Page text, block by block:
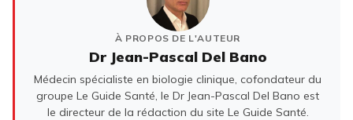
À PROPOS DE L'AUTEUR
Dr Jean-Pascal Del Bano
Médecin spécialiste en biologie clinique, cofondateur du
groupe Le Guide Santé, le Dr Jean-Pascal Del Bano est
le directeur de la rédaction du site Le Guide Santé.